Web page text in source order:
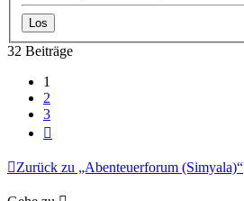
32 Beiträge
1
2
3
Zurück zu „Abenteuerforum (Simyala)“